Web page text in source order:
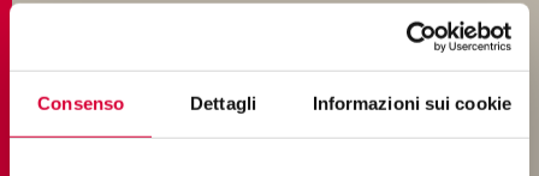
Consenso Dettagli Informazioni sui cookie
Bathroom tiles